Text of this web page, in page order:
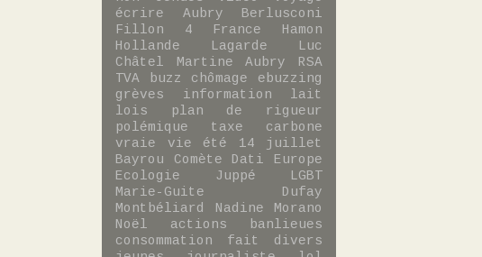
écrire
Aubry
Berlusconi
Fillon 4
France
Hamon
Hollande
Lagarde
Luc
Châtel
Martine Aubry
RSA
TVA
buzz chômage
ebuzzing
grèves
information
lait
lois
plan de rigueur
polémique
taxe carbone
vraie vie
été
14 juillet
Bayrou
Comète Dati
Europe
Ecologie
Juppé
LGBT
Marie-Guite Dufay
Montbéliard
Nadine Morano
Noël
actions
banlieues
consommation
fait divers